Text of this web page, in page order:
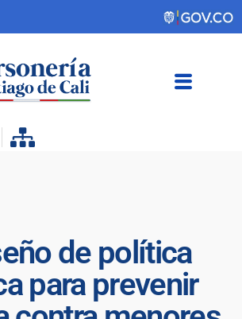
de política
para prevenir